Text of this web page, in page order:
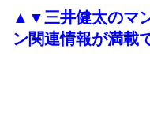
▲▼三井健太のマ
ン関連情報が満